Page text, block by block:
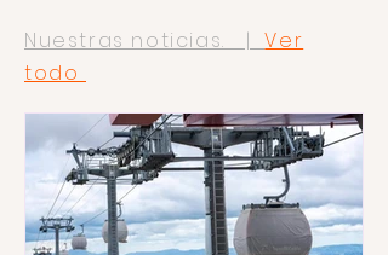
Nuestras noticias. |Ver
todo